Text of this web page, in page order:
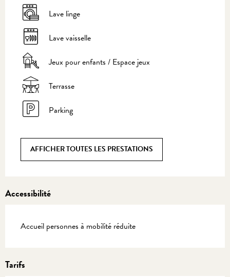
Lave linge
Lave vaisselle
Jeux pour enfants / Espace jeux
Terrasse
Parking
AFFICHER TOUTES LES PRESTATIONS
Accessibilité
Accueil personnes à mobilité réduite
Tarifs